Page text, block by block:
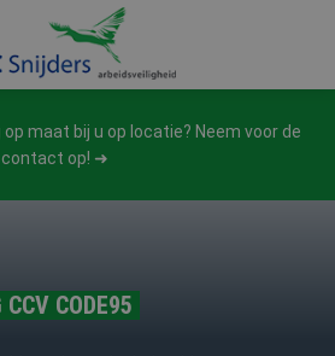
BESLOTEN
BHV
maat bij u op locatie? Neem voor de
op!
CODE95